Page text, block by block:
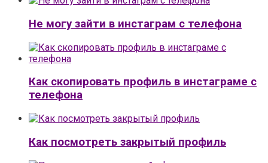
Не могу зайти в инстаграм с телефона
Как скопировать профиль в инстаграме с
телефона
Как посмотреть закрытый профиль